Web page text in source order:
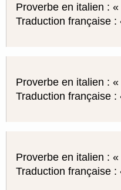
Proverbe en italien :
Traduction française :
Proverbe en italien :
Traduction française :
Proverbe en italien :
Traduction française :